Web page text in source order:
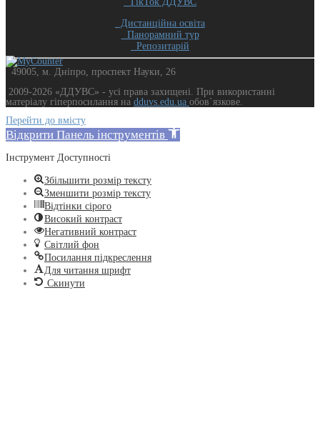
Дистанційна освіта
Панорамний тур
Репозитарій
49005, м. Дніпро, проспект Науки, 26
2009-2026 «ДДУВС» - усi права захищенi. При використанні
матеріалу гіперпосилання на dduvs.edu.ua обов`язкове.
Перейти до вмісту
Відкрити Панель інструментів
Інструмент Доступності
Збільшити розмір тексту
Зменшити розмір тексту
Відтінки сірого
Високий контраст
Негативний контраст
Світлий фон
Посилання підкреслення
Для читання шрифт
Скинути